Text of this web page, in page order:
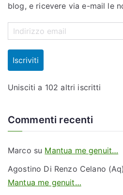
blog, e ricevere via e-mail le
n
i
r
z
e
m
a
Iscriviti
Unisciti a 102 altri iscritti
Commenti recenti
Marco su Mantua me genuit…
Agostino Di Renzo Celano (Aq)
Mantua me genuit…